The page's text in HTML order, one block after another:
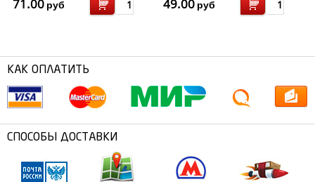
71.00 руб 49.00 руб
КАК ОПЛАТИТЬ
СПОСОБЫ ДОСТАВКИ